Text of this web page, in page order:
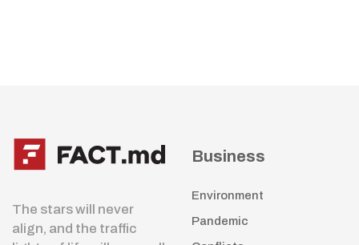
The stars will never
align, and the traffic
Business
Environment
Pandemic